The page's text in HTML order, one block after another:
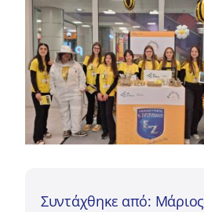
Συντάχθηκε από: Μάριος